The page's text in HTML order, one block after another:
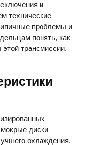
и
технические
проблемы и
понять, как
трансмиссии.
диски
охлаждения.